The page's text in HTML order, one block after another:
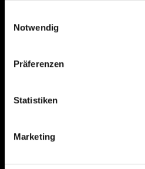
Notwendig
Präferenzen
Statistiken
Marketing
All rights reserved.
Depot eröffnen
Depot übertragen